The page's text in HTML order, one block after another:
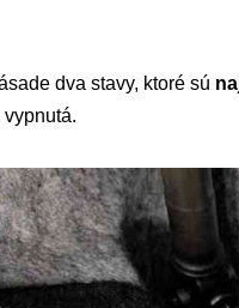
dva stavy, ktoré sú